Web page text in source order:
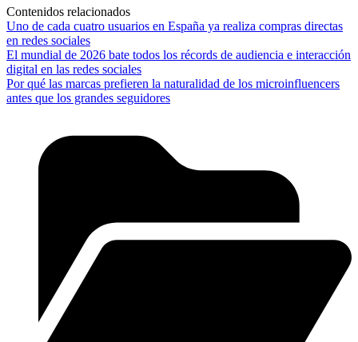
Contenidos relacionados
Uno de cada cuatro usuarios en España ya realiza compras directas
en redes sociales
El mundial de 2026 bate todos los récords de audiencia e interacción
digital en las redes sociales
Por qué las marcas prefieren la naturalidad de los microinfluencers
antes que los grandes seguidores